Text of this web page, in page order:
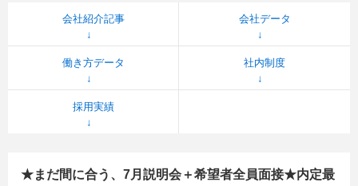
会社紹介記事 会社データ
働き方データ 社内制度
採用実績
★まだ間に合う、7月説明会＋希望者全員面接★内定最